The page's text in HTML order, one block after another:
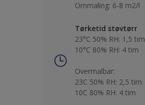
Ommaling: 6-8 m2/l
Tørketid støvtørr
23°C 50% RH: 1,5 tim
10°C 80% RH: 4 tim
Overmalbar:
23C 50% RH: 2,5 tim
10C 80% RH: 4 tim